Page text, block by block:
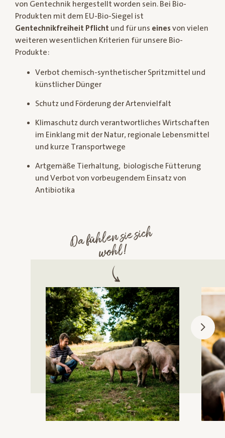
von Gentechnik hergestellt worden sein. Bei Bio-
Produkten mit dem EU-Bio-Siegel ist
Gentechnikfreiheit Pflicht und für uns eines von vielen
weiteren wesentlichen Kriterien für unsere Bio-
Produkte:
Verbot chemisch-synthetischer Spritzmittel und
künstlicher Dünger
Schutz und Förderung der Artenvielfalt
Klimaschutz durch verantwortliches Wirtschaften
im Einklang mit der Natur, regionale Lebensmittel
und kurze Transportwege
Artgemäße Tierhaltung, biologische Fütterung
und Verbot von vorbeugendem Einsatz von
Antibiotika
Da fühlen sie sich
wohl!